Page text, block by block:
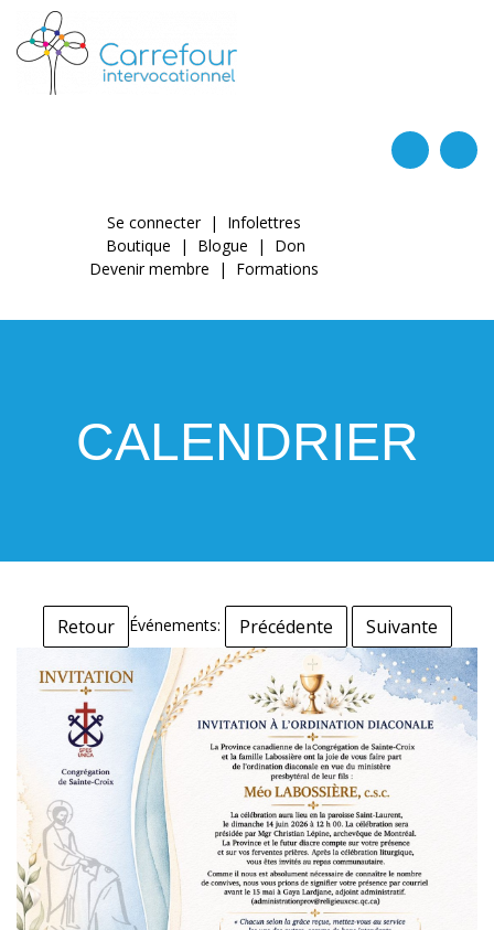
Goto main content
Se connecter| Infolettres
Boutique | Blogue | Don
Devenir membre | Formations
CALENDRIER
Retour Événements: Précédente Suivante